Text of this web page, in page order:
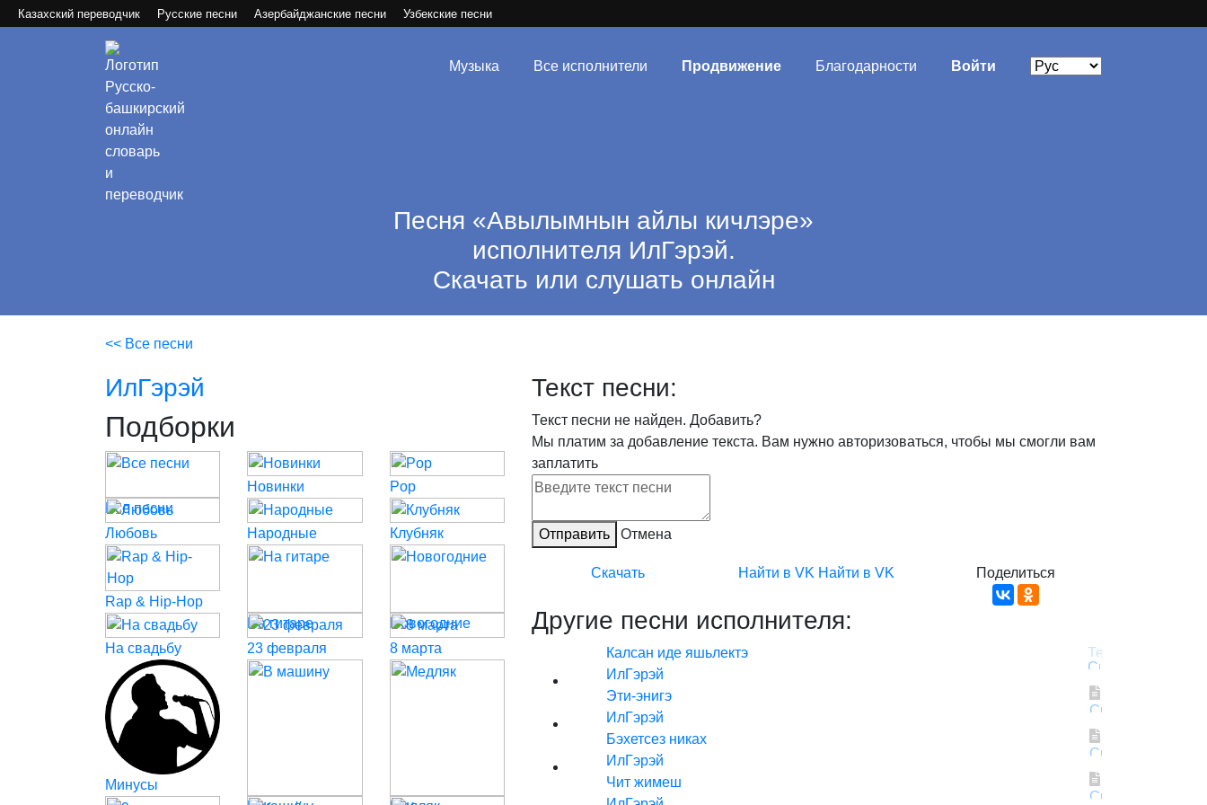
Казахский переводчик Русские песни Азербайджанские песни Узбекские песни
Музыка Все исполнители Продвижение Благодарности Войти
Песня «Авылымнын айлы кичлэре»
исполнителя ИлГэрэй.
Скачать или слушать онлайн
<< Все песни
Текст песни:
Текст песни не найден. Добавить?
Мы платим за добавление текста. Вам нужно авторизоваться, чтобы мы смогли вам
заплатить
Отправить Отмена
Скачать Найти в VK Найти в VK Поделиться
Другие песни исполнителя:
Калсан иде яшьлектэ
ИлГэрэй
Эти-энигэ
ИлГэрэй
Бэхетсез никах
ИлГэрэй
Чит жимеш
ИлГэрэй
Подборки
Все песни
Новинки Pop
Любовь Народные Клубняк
Rap & Hip-Hop
На гитаре
Новогодние
На свадьбу
23 февраля 8 марта
Минусы